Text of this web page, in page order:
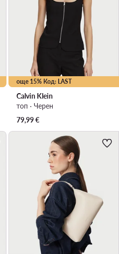
още 15% Код: LAST
Calvin Klein
топ · Черен
79,99€